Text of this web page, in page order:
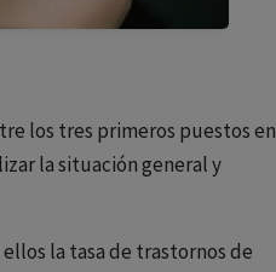
los tres primeros puestos en
la situación general y
la tasa de trastornos de